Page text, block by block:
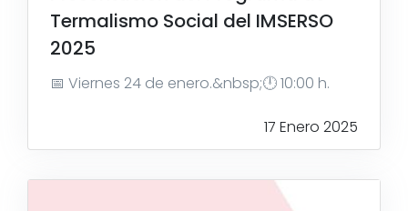
Termalismo Social del IMSERSO
2025
📅 Viernes 24 de enero.&nbsp;🕛 10:00 h.
17 Enero 2025